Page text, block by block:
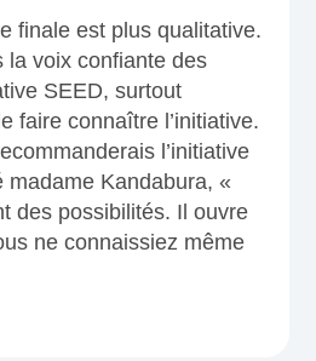
finale est plus qualitative.
la voix confiante des
SEED, surtout
faire connaître l’initiative.
l’initiative
madame Kandabura, «
des possibilités. Il ouvre
ne connaissiez même